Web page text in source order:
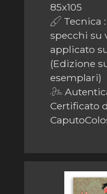
85x105
Tecnica
specchi su
applicato
(Edizione
esemplari)
Certificato